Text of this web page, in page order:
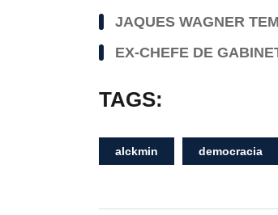
JAQUES WAGNER
EX-CHEFE DE
TAGS:
alckmin democracia